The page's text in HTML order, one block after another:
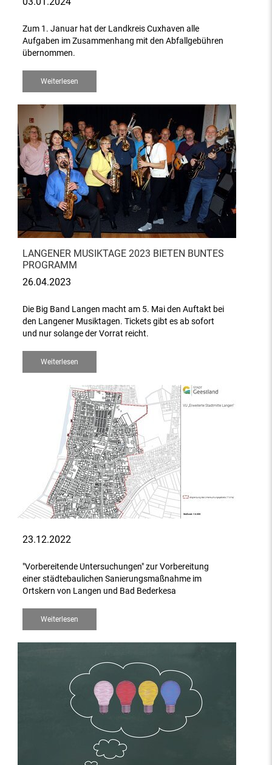
Zum 1. Januar hat der Landkreis Cuxhaven alle
Aufgaben im Zusammenhang mit den Abfallgebühren
übernommen.
Weiterlesen
LANGENER MUSIKTAGE 2023 BIETEN BUNTES
PROGRAMM
26.04.2023
Die Big Band Langen macht am 5. Mai den Auftakt bei
den Langener Musiktagen. Tickets gibt es ab sofort
und nur solange der Vorrat reicht.
Weiterlesen
23.12.2022
"Vorbereitende Untersuchungen" zur Vorbereitung
einer städtebaulichen Sanierungsmaßnahme im
Ortskern von Langen und Bad Bederkesa
Weiterlesen